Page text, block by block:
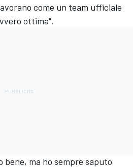
come un team ufficiale
ottima".
bene, ma ho sempre saputo